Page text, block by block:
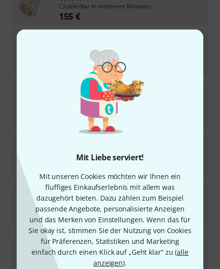
Mit Liebe serviert!
Mit unseren Cookies möchten wir Ihnen ein
fluffiges Einkaufserlebnis mit allem was
dazugehört bieten. Dazu zählen zum Beispiel
passende Angebote, personalisierte Anzeigen
und das Merken von Einstellungen. Wenn das für
Sie okay ist, stimmen Sie der Nutzung von Cookies
für Präferenzen, Statistiken und Marketing
einfach durch einen Klick auf „Geht klar“ zu (alle
anzeigen).
Lieferbar in mehreren Monaten
155 €
Auf Anfrage
Buzzer Medium
Sofort lieferbar
Sofort lieferbar
K&G Tenor Trombone 4.5C L
Sofort lieferbar
155€
K&GBass Trombone 0.5E
1
In 3–4 Wochen lieferbar